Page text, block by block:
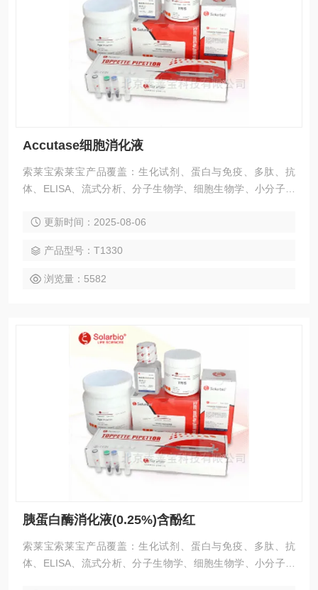
Accutase细胞消化液
索莱宝索莱宝产品覆盖：生化试剂、蛋白与免疫、多肽、抗
体、ELISA、流式分析、分子生物学、细胞生物学、小分子化
析介质、磁珠、仪器和耗材、纳米材料、化学合成等 Accutase
更新时间：2025-08-06
产品型号：T1330
浏览量：5582
胰蛋白酶消化液(0.25%)含酚红
索莱宝索莱宝产品覆盖：生化试剂、蛋白与免疫、多肽、抗
体、ELISA、流式分析、分子生物学、细胞生物学、小分子化